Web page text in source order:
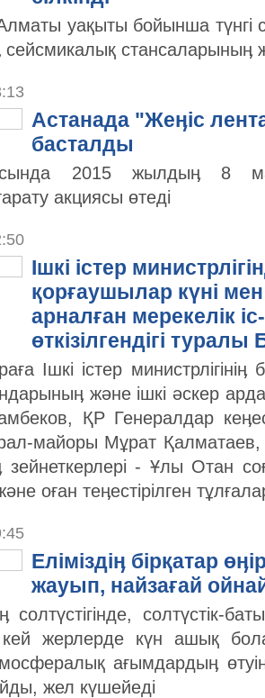
уақыты бойынша
стансаларыныӊ
Астанада "Жеӊіс
басталды
2015 жылдыӊ 8
акциясы өтеді
Ішкі істер
қорғаушылар күні мен
арналған мерекелік
өткізілгендігі
Ішкі істер
және ішкі әскер
ҚР Генералдар
майоры Мұрат Қалматаев,
зейнеткерлері - Ұлы Отан
оған теӊестірілген
Еліміздіӊ бірқатар
жауып, найзағай
солтүстігінде, солтүстік-
жерлерде күн ашық
ағымдардыӊ
жел күшейеді